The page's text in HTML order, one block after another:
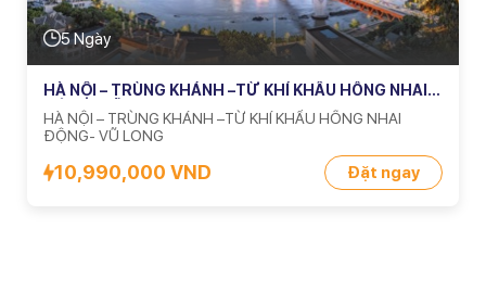
5 Ngày
HÀ NỘI – TRÙNG KHÁNH –TỪ KHÍ KHẨU HỒNG NHAI
ĐỘNG- VŨ LONG
HÀ NỘI – TRÙNG KHÁNH –TỪ KHÍ KHẨU HỒNG NHAI
ĐỘNG- VŨ LONG
10,990,000 VND Đặt ngay